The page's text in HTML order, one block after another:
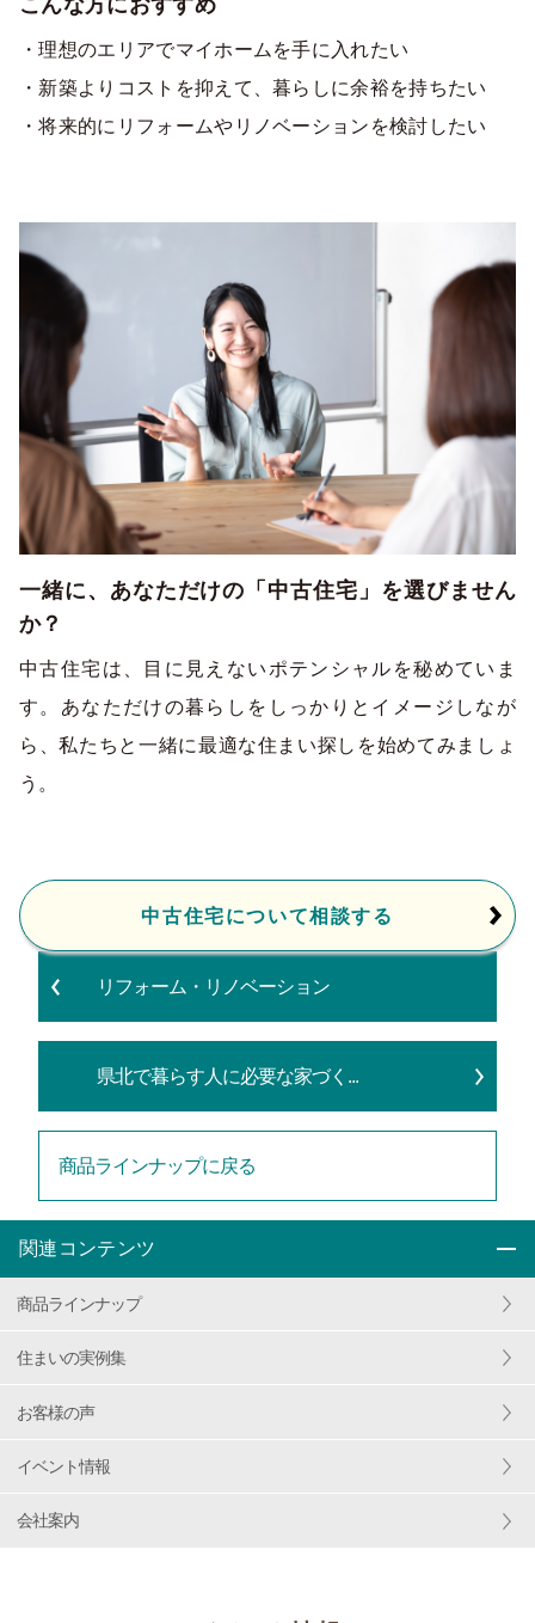
こんな方におすすめ
・理想のエリアでマイホームを手に入れたい
・新築よりコストを抑えて、暮らしに余裕を持ちたい
・将来的にリフォームやリノベーションを検討したい
一緒に、あなただけの「中古住宅」を選びません
か？
中古住宅は、目に見えないポテンシャルを秘めていま
す。あなただけの暮らしをしっかりとイメージしなが
ら、私たちと一緒に最適な住まい探しを始めてみましょ
う。
中古住宅について相談する
リフォーム・リノベーション
県北で暮らす人に必要な家づく...
商品ラインナップに戻る
関連コンテンツ
商品ラインナップ
住まいの実例集
お客様の声
イベント情報
会社案内